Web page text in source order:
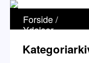
Forside /
Ydelser